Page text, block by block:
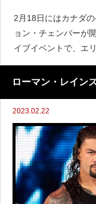
2月18日にはカナダ
ョン・チェンバーが
イブイベントで、エ
行収入と最高視聴回
EChamber 2023
ローマン・レイン
2023.02.22